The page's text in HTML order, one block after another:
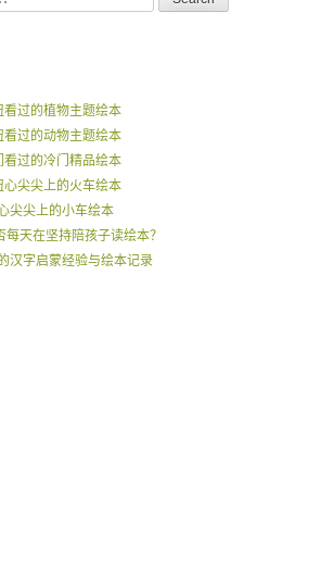
过的植物主题绘本
过的动物主题绘本
过的冷门精品绘本
尖尖上的火车绘本
尖尖上的小车绘本
天在坚持陪孩子读绘本？
汉字启蒙经验与绘本记录